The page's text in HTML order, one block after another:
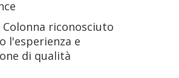
riconosciuto
l'esperienza e
di qualità